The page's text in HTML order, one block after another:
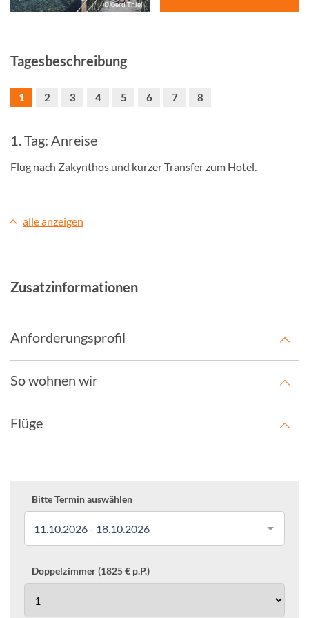
© Gerd Thiel
Tagesbeschreibung
1 2 3 4 5 6 7 8
1. Tag: Anreise
Flug nach Zakynthos und kurzer Transfer zum Hotel.
alle anzeigen
Zusatzinformationen
Anforderungsprofil
So wohnen wir
Flüge
Bitte Termin auswählen
11.10.2026 - 18.10.2026
Doppelzimmer (1825 € p.P.)